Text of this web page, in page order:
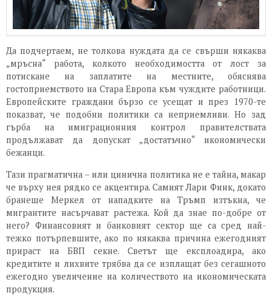
Да подчертаем, не толкова нуждата да се свърши някаква
„мръсна“ работа, колкото необходимостта от лост за
потискане на заплатите на местните, обяснява
гостоприемството на Стара Европа към чуждите работници.
Европейските граждани бързо се усещат и през 1970-те
показват, че подобни политики са неприемливи. Но зад
гърба на имиграционния контрол правителствата
продължават да допускат „достатъчно“ икономически
бежанци.
Тази прагматична – или цинична политика не е тайна, макар
че върху нея рядко се акцентира. Самият Лари Финк, докато
бранеше Меркел от нападките на Тръмп изтъкна, че
мигрантите насърчават растежа. Кой да знае по-добре от
него? Финансовият и банковият сектор ще са сред най-
тежко потърпевшите, ако по някаква причина ежегодният
прираст на БВП секне. Светът ще експлоадира, ако
кредитите и лихвите трябва да се изплащат без сегашното
ежегодно увеличение на количеството на икономическата
продукция.